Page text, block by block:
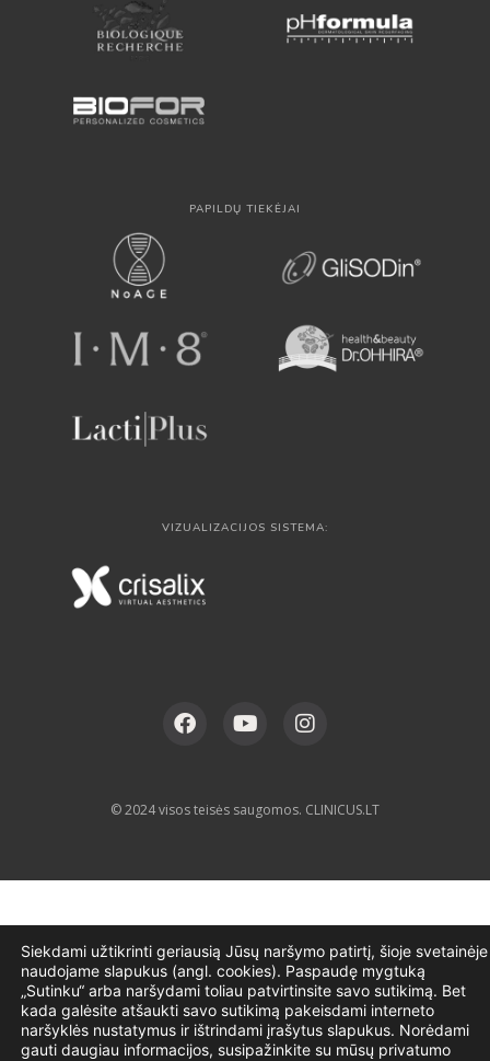
PAPILDŲ TIEKĖJAI
VIZUALIZACIJOS SISTEMA:
© 2024 visos teisės saugomos. CLINICUS.LT
Siekdami užtikrinti geriausią Jūsų naršymo patirtį, šioje svetainėje
naudojame slapukus (angl. cookies). Paspaudę mygtuką
„Sutinku“ arba naršydami toliau patvirtinsite savo sutikimą. Bet
kada galėsite atšaukti savo sutikimą pakeisdami interneto
naršyklės nustatymus ir ištrindami įrašytus slapukus. Norėdami
gauti daugiau informacijos, susipažinkite su mūsų privatumo